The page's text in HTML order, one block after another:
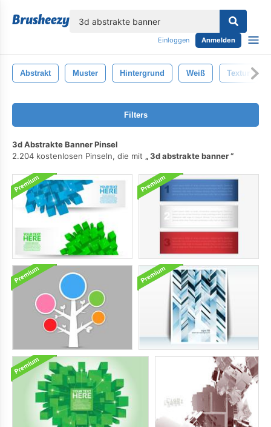
Einloggen Anmelden
Abstrakt Muster Hintergrund Weiß Textur
Filters
3d Abstrakte Banner Pinsel
2.204 kostenlosen Pinseln, die mit
3d abstrakte banner